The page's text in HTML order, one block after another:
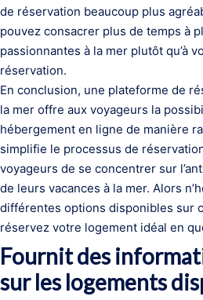
de réservation beaucoup plus
pouvez consacrer plus de temps à
passionnantes à la mer plutôt qu’à
réservation.
En conclusion, une plateforme de
la mer offre aux voyageurs la
hébergement en ligne de manière
simplifie le processus de
voyageurs de se concentrer sur
de leurs vacances à la mer. Alors
différentes options disponibles sur
réservez votre logement idéal en
Fournit des
sur les logements